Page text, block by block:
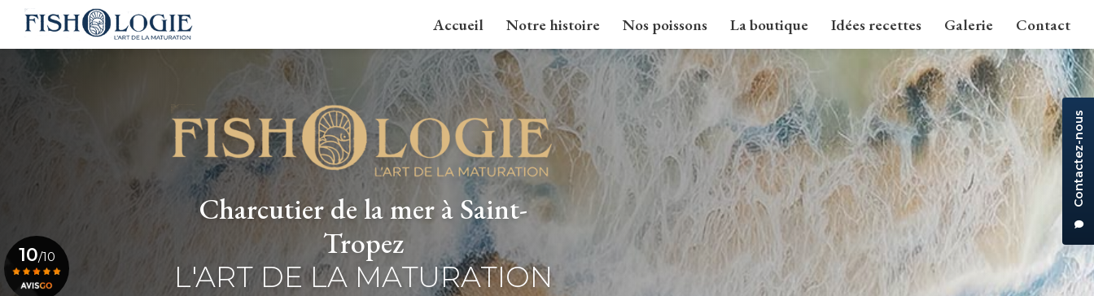
Aller
Contactez-nous
Accueil Notre histoire Nos poissons La boutique Idées recettes Galerie Contact
Charcutier de la mer à Saint-
Tropez
L'ART DE LA MATURATION
10/10